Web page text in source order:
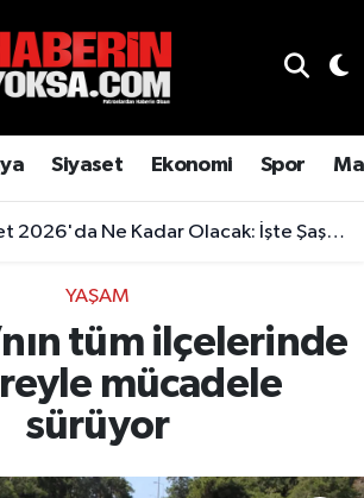
Siyaset Ekonomi Spor
Ne Kadar Olacak: İşte Şaşırtan Rakam
YAŞAM
tüm ilçelerinde
mücadele
sürüyor
Haberleri